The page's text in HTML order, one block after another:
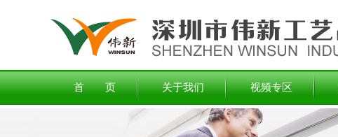
首 页 关于我们 视频专区